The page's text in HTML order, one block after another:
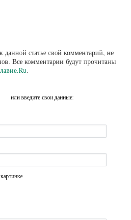
данной статье свой комментарий, не
Все комментарии будут прочитаны
.
или введите свои данные: